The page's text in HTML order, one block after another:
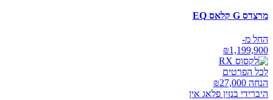
מרצדס G קלאס EQ
החל מ-
₪1,199,900
לכל הפרטים
הנחה ₪ 27,000
היברידי בנזין פלאג אין